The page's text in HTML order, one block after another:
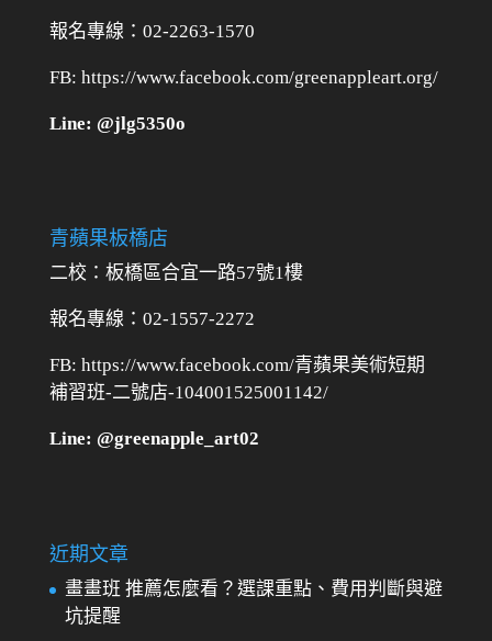
報名專線：02-2263-1570
FB: https://www.facebook.com/greenappleart.org/
Line: @jlg5350o
青蘋果板橋店
二校： 板橋區合宜一路57號1樓
報名專線：02-1557-2272
FB: https://www.facebook.com/青蘋果美術短期
補習班-二號店-104001525001142/
Line: @greenapple_art02
近期文章
畫畫班 推薦怎麼看？選課重點、費用判斷與避
坑提醒